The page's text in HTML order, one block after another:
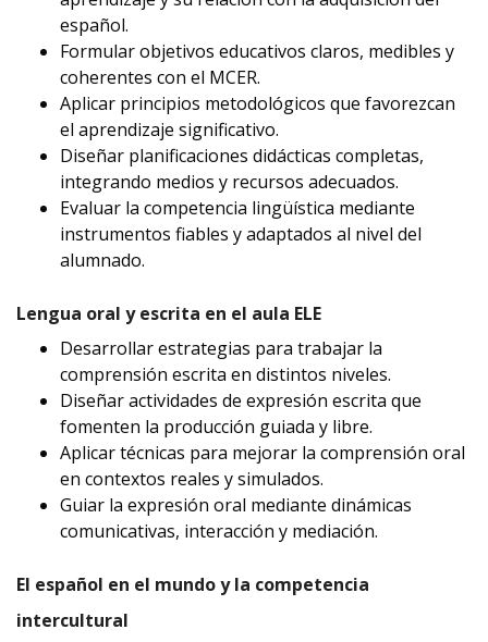
español.
Formular objetivos educativos claros, medibles y
coherentes con el MCER.
Aplicar principios metodológicos que favorezcan
el aprendizaje significativo.
Diseñar planificaciones didácticas completas,
integrando medios y recursos adecuados.
Evaluar la competencia lingüística mediante
instrumentos fiables y adaptados al nivel del
alumnado.
Lengua oral y escrita en el aula ELE
Desarrollar estrategias para trabajar la
comprensión escrita en distintos niveles.
Diseñar actividades de expresión escrita que
fomenten la producción guiada y libre.
Aplicar técnicas para mejorar la comprensión oral
en contextos reales y simulados.
Guiar la expresión oral mediante dinámicas
comunicativas, interacción y mediación.
El español en el mundo y la competencia
intercultural